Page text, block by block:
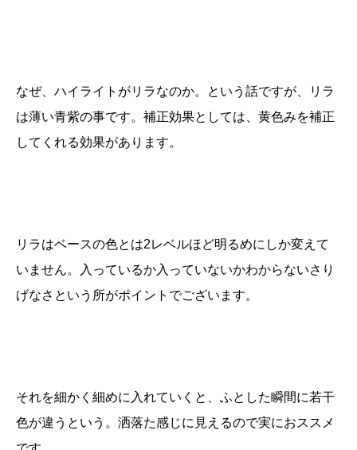
なぜ、ハイライトがリラなのか。という話ですが、リラ
は薄い青紫の事です。補正効果としては、黄色みを補正
してくれる効果があります。
リラはベースの色とは2レベルほど明るめにしか変えて
いません。入っているか入っていないかわからないさり
げなさという所がポイントでございます。
それを細かく細めに入れていくと、ふとした瞬間に若干
色が違うという。洒落た感じに見えるので実におススメ